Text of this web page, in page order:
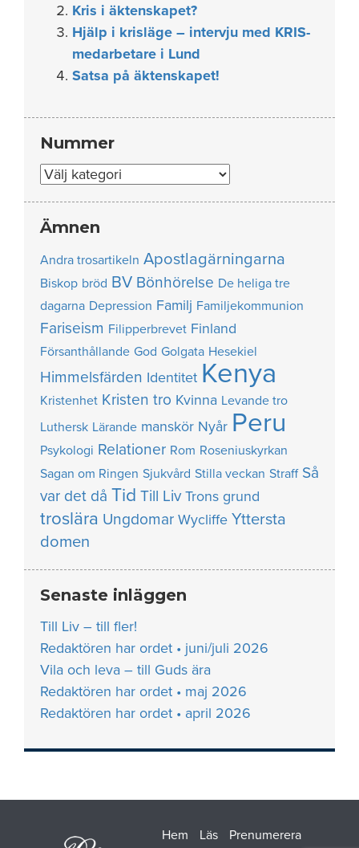
Kris i äktenskapet?
Hjälp i krisläge – intervju med KRIS-
medarbetare i Lund
Satsa på äktenskapet!
Nummer
Nummer
Ämnen
Andra trosartikeln Apostlagärningarna
Biskop bröd BV Bönhörelse De heliga tre
dagarna Depression Familj Familjekommunion
Fariseism Filipperbrevet Finland
Försanthållande God Golgata Hesekiel
Himmelsfärden Identitet Kenya
Kristenhet Kristen tro Kvinna Levande tro
Luthersk Lärande manskör Nyår Peru
Psykologi Relationer Rom Roseniuskyrkan
Sagan om Ringen Sjukvård Stilla veckan Straff Så
var det då Tid Till Liv Trons grund
troslära Ungdomar Wycliffe Yttersta
domen
Senaste inläggen
Till Liv – till fler!
Redaktören har ordet • juni/juli 2026
Vila och leva – till Guds ära
Redaktören har ordet • maj 2026
Redaktören har ordet • april 2026
Hem Läs Prenumerera